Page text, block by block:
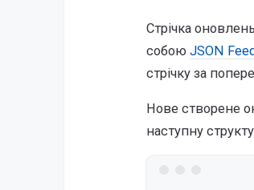
Стрічка
собою JSON
стрічку за
Нове створене
наступну